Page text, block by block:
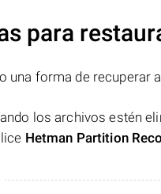
para
una forma de recuperar
los archivos estén
Hetman Partition